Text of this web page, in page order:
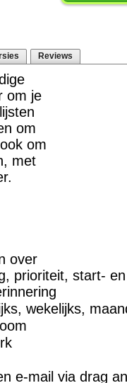
Reviews
om je
om
om
met
over
prioriteit, start-
wekelijks,
e-mail via drag